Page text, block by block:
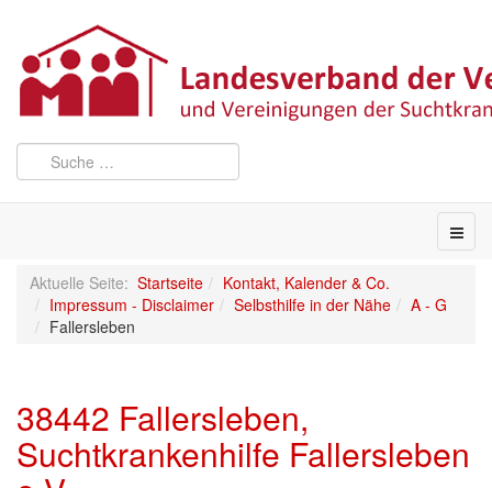
Aktuelle Seite: Startseite
Kontakt, Kalender & Co.
Impressum - Disclaimer
Selbsthilfe in der Nähe
A - G
Fallersleben
38442 Fallersleben,
Suchtkrankenhilfe Fallersleben